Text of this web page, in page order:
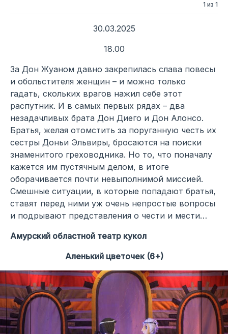
1 из 1
30.03.2025
18.00
За Дон Жуаном давно закрепилась слава повесы
и обольстителя женщин – и можно только
гадать, скольких врагов нажил себе этот
распутник. И в самых первых рядах – два
незадачливых брата Дон Диего и Дон Алонсо.
Братья, желая отомстить за поруганную честь их
сестры Доньи Эльвиры, бросаются на поиски
знаменитого греховодника. Но то, что поначалу
кажется им пустячным делом, в итоге
оборачивается почти невыполнимой миссией.
Смешные ситуации, в которые попадают братья,
ставят перед ними уж очень непростые вопросы
и подрывают представления о чести и мести…
Амурский областной театр кукол
Аленький цветочек (6+)